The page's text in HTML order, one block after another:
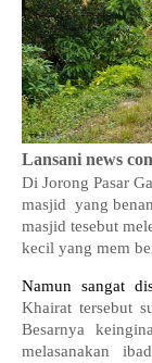
Lansani news
Di Jorong Pasar
masjid yang
masjid tesebut
kecil yang mem
Namun sangat
Khairat tersebut
Besarnya
melasanakan